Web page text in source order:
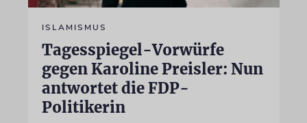
ISLAMISMUS
Tagesspiegel-Vorwürfe
gegen Karoline Preisler: Nun
antwortet die FDP-
Politikerin